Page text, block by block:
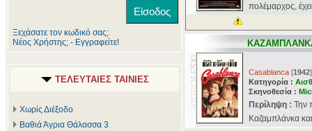
Ξεχάσατε τον κωδικό σας;
Νέος Χρήστης; - Εγγραφείτε!
ΤΕΛΕΥΤΑΙΕΣ ΤΑΙΝΙΕΣ
Χωρίς Διέξοδο
Βαθιά Άγρια Θάλασσα 3
πολέμαρχος,
Casablanca [1942]
Κατηγορία :
Σκηνοθεσία :
Περίληψη : Την
Καζαμπλάνκα